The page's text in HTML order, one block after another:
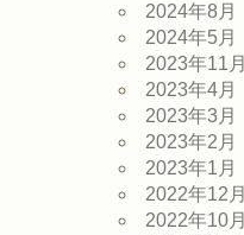
2024年8月
2024年5月
2023年11月
2023年4月
2023年3月
2023年2月
2023年1月
2022年12月
2022年10月